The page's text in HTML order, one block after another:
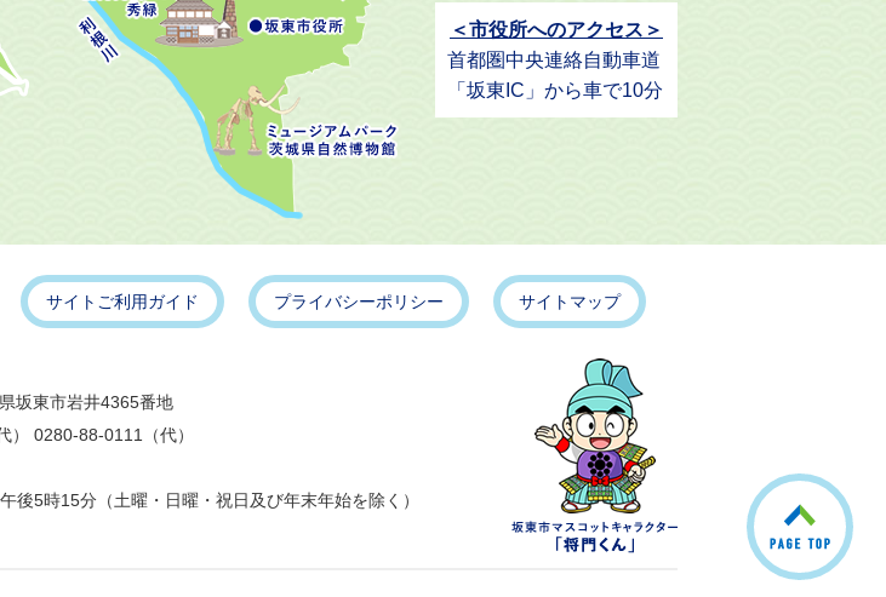
＜市役所へのアクセス＞
首都圏中央連絡自動車道
「坂東IC」から車で10分
サイトご利用ガイド プライバシーポリシー サイトマップ
坂東市岩井4365番地
） 0280-88-0111（代）
後5時15分（土曜・日曜・祝日及び年末年始を除く）